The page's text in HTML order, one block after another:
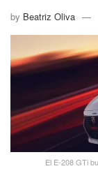
by Beatriz Oliva
El E-208 GTi